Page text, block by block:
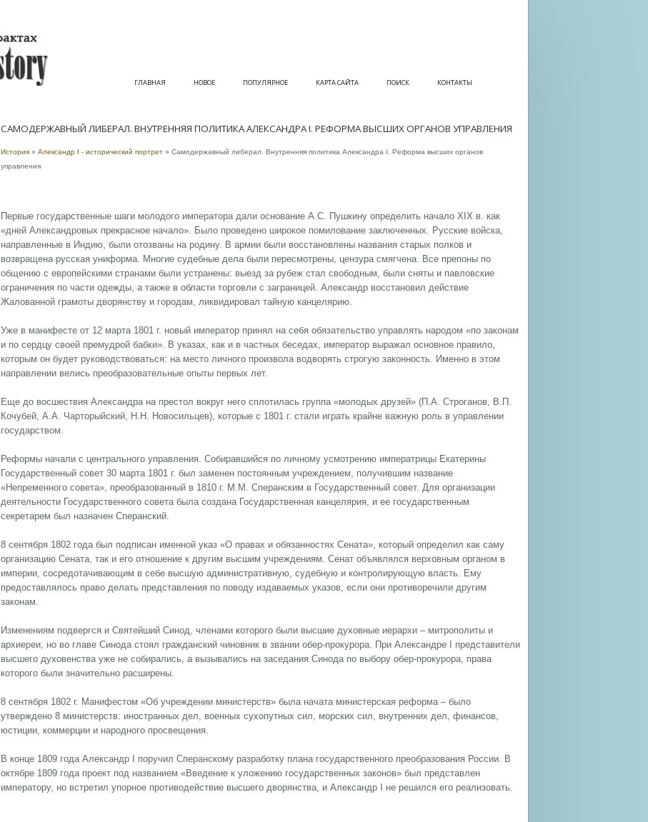
ГЛАВНАЯ НОВОЕ ПОПУЛЯРНОЕ КАРТА САЙТА ПОИСК КОНТАКТЫ
САМОДЕРЖАВНЫЙ ЛИБЕРАЛ. ВНУТРЕННЯЯ ПОЛИТИКА АЛЕКСАНДРА I. РЕФОРМА ВЫСШИХ ОРГАНОВ УПРАВЛЕНИЯ
История » Александр I - исторический портрет » Самодержавный либерал. Внутренняя политика Александра I. Реформа высших органов
управления
Первые государственные шаги молодого императора дали основание А.С. Пушкину определить начало XIX в. как
«дней Александровых прекрасное начало». Было проведено широкое помилование заключенных. Русские войска,
направленные в Индию, были отозваны на родину. В армии были восстановлены названия старых полков и
возвращена русская униформа. Многие судебные дела были пересмотрены, цензура смягчена. Все препоны по
общению с европейскими странами были устранены: выезд за рубеж стал свободным, были сняты и павловские
ограничения по части одежды, а также в области торговли с заграницей. Александр восстановил действие
Жалованной грамоты дворянству и городам, ликвидировал тайную канцелярию.
Уже в манифесте от 12 марта 1801 г. новый император принял на себя обязательство управлять народом «по законам
и по сердцу своей премудрой бабки». В указах, как и в частных беседах, император выражал основное правило,
которым он будет руководствоваться: на место личного произвола водворять строгую законность. Именно в этом
направлении велись преобразовательные опыты первых лет.
Еще до восшествия Александра на престол вокруг него сплотилась группа «молодых друзей» (П.А. Строганов, B.П.
Кочубей, А.А. Чарторыйский, Н.Н. Новосильцев), которые с 1801 г. стали играть крайне важную роль в управлении
государством.
Реформы начали с центрального управления. Собиравшийся по личному усмотрению императрицы Екатерины
Государственный совет 30 марта 1801 г. был заменен постоянным учреждением, получившим название
«Непременного совета», преобразованный в 1810 г. М.М. Сперанским в Государственный совет. Для организации
деятельности Государственного совета была создана Государственная канцелярия, и ее государственным
секретарем был назначен Сперанский.
8 сентября 1802 года был подписан именной указ «О правах и обязанностях Сената», который определил как саму
организацию Сената, так и его отношение к другим высшим учреждениям. Сенат объявлялся верховным органом в
империи, сосредотачивающим в себе высшую административную, судебную и контролирующую власть. Ему
предоставлялось право делать представления по поводу издаваемых указов, если они противоречили другим
законам.
Изменениям подвергся и Святейший Синод, членами которого были высшие духовные иерархи – митрополиты и
архиереи, но во главе Синода стоял гражданский чиновник в звании обер-прокурора. При Александре I представители
высшего духовенства уже не собирались, а вызывались на заседания Синода по выбору обер-прокурора, права
которого были значительно расширены.
8 сентября 1802 г. Манифестом «Об учреждении министерств» была начата министерская реформа – было
утверждено 8 министерств: иностранных дел, военных сухопутных сил, морских сил, внутренних дел, финансов,
юстиции, коммерции и народного просвещения.
В конце 1809 года Александр I поручил Сперанскому разработку плана государственного преобразования России. В
октябре 1809 года проект под названием «Введение к уложению государственных законов» был представлен
императору, но встретил упорное противодействие высшего дворянства, и Александр I не решился его реализовать.